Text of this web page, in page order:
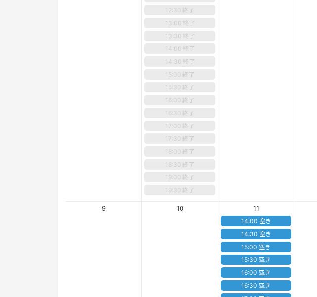
12:30 終了
13:00 終了
13:30 終了
14:00 終了
14:30 終了
15:00 終了
15:30 終了
16:00 終了
16:30 終了
17:00 終了
17:30 終了
18:00 終了
18:30 終了
19:00 終了
19:30 終了
9 10 11
14:00 空き
14:30 空き
15:00 空き
15:30 空き
16:00 空き
16:30 空き